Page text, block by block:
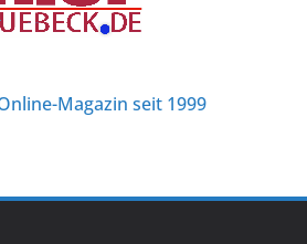
Magazin seit 1999